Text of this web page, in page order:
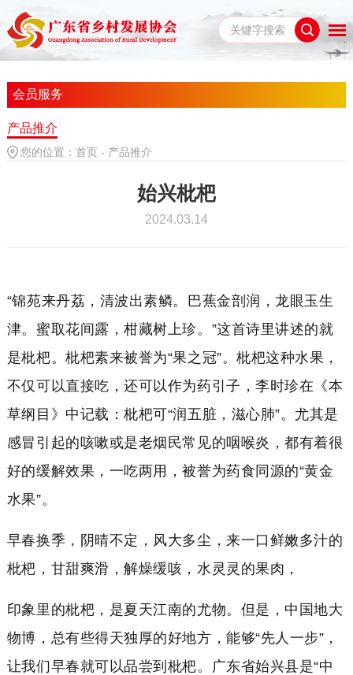
会员服务
产品推介
您的位置： 首页 - 产品推介
始兴枇杷
2024.03.14
“锦苑来丹荔，清波出素鳞。巴蕉金剖润，龙眼玉生
津。蜜取花间露，柑藏树上珍。”这首诗里讲述的就
是枇杷。枇杷素来被誉为“果之冠”。枇杷这种水果，
不仅可以直接吃，还可以作为药引子，李时珍在《本
草纲目》中记载：枇杷可“润五脏，滋心肺”。尤其是
感冒引起的咳嗽或是老烟民常见的咽喉炎，都有着很
好的缓解效果，一吃两用，被誉为药食同源的“黄金
水果”。
早春换季，阴晴不定，风大多尘，来一口鲜嫩多汁的
枇杷，甘甜爽滑，解燥缓咳，水灵灵的果肉，
印象里的枇杷，是夏天江南的尤物。但是，中国地大
物博，总有些得天独厚的好地方，能够“先人一步”，
让我们早春就可以品尝到枇杷。广东省始兴县是“中